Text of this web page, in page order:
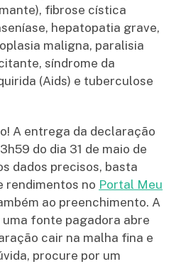
fibrose cística
hepatopatia grave,
maligna, paralisia
síndrome da
(Aids) e tuberculose
A entrega da declaração
do dia 31 de maio de
dados precisos, basta
rendimentos no Portal Meu
ao preenchimento. A
fonte pagadora abre
cair na malha fina e
procure por um